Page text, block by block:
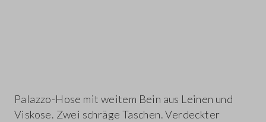
Palazzo-Hose mit weitem Bein aus Leinen und
Viskose. Zwei schräge Taschen. Verdeckter